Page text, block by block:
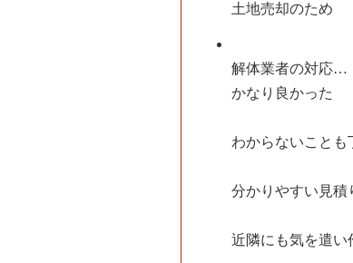
土地売却のため
解体業者の対応…
かなり良かった
わからないことも
分かりやすい見積
近隣にも気を遣い